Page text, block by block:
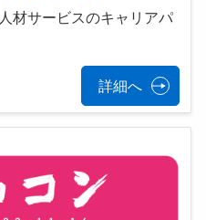
材サービスのキャリアパ
詳細へ